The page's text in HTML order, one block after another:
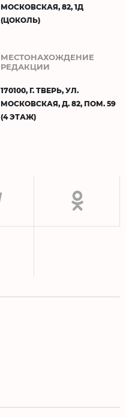
МОСКОВСКАЯ, 82, 1Д
(ЦОКОЛЬ)
МЕСТОНАХОЖДЕНИЕ
РЕДАКЦИИ
170100, Г. ТВЕРЬ, УЛ.
МОСКОВСКАЯ, Д. 82, ПОМ. 59
(4 ЭТАЖ)